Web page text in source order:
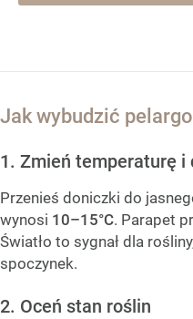
Jak wybudzić
1. Zmień temperaturę i
Przenieś doniczki do
wynosi 10–15°C. Parapet
Światło to sygnał dla
spoczynek.
2. Oceń stan roślin